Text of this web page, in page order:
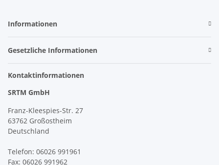
Informationen
Gesetzliche Informationen
Kontaktinformationen
SRTM GmbH
Franz-Kleespies-Str. 27
63762 Großostheim
Deutschland
Telefon: 06026 991961
Fax: 06026 991962